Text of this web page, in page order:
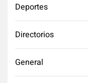
Deportes
Directorios
General